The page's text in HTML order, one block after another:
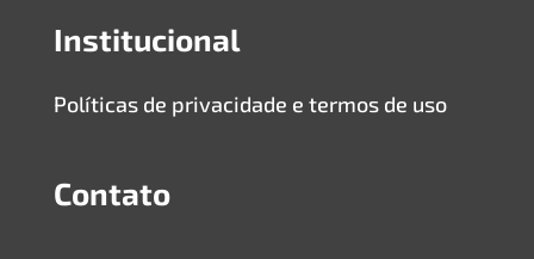
Institucional
Políticas de privacidade e termos de uso
Contato